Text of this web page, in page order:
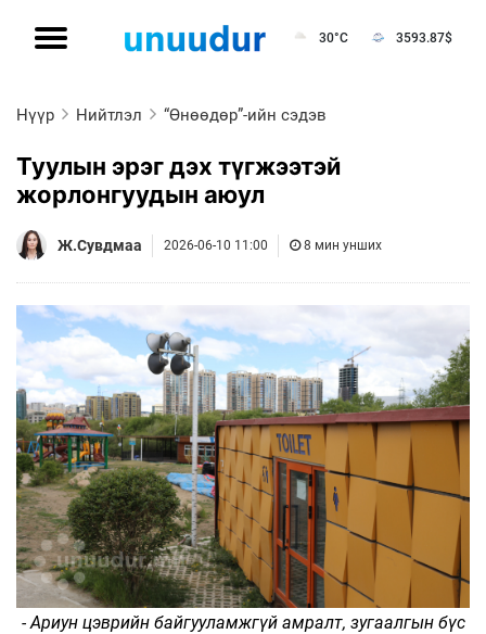
30°C 3593.87$
Нүүр Нийтлэл “Өнөөдөр”-ийн сэдэв
Туулын эрэг дэх түгжээтэй
жорлонгуудын аюул
Ж.Сувдмаа 2026-06-10 11:00 8 мин унших
- Ариун цэврийн байгууламжгүй амралт, зугаалгын бүс